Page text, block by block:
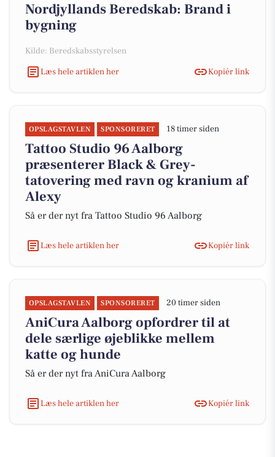
Nordjyllands Beredskab: Brand i
bygning
Kilde: Beredskabsstyrelsen
Læs hele artiklen her
Kopiér link
OPSLAGSTAVLEN SPONSORERET 18 timer siden
Tattoo Studio 96 Aalborg
præsenterer Black & Grey-
tatovering med ravn og kranium af
Alexy
Så er der nyt fra Tattoo Studio 96 Aalborg
Læs hele artiklen her Kopiér link
OPSLAGSTAVLEN SPONSORERET 20 timer siden
AniCura Aalborg opfordrer til at
dele særlige øjeblikke mellem
katte og hunde
Så er der nyt fra AniCura Aalborg
Læs hele artiklen her Kopiér link